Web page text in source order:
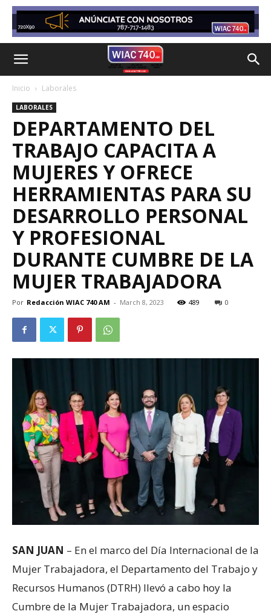
Inicio Laborales
LABORALES
DEPARTAMENTO DEL
TRABAJO CAPACITA A
MUJERES Y OFRECE
HERRAMIENTAS PARA SU
DESARROLLO PERSONAL
Y PROFESIONAL
DURANTE CUMBRE DE LA
MUJER TRABAJADORA
Por Redacción WIAC 740 AM - March 8, 2023 489 0
SAN JUAN – En el marco del Día Internacional de la
Mujer Trabajadora, el Departamento del Trabajo y
Recursos Humanos (DTRH) llevó a cabo hoy la
Cumbre de la Mujer Trabajadora, un espacio